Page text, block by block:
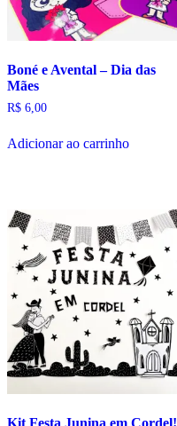
Boné e Avental – Dia das
Mães
R$ 6,00
Adicionar ao carrinho
Kit Festa Junina em Cordel!